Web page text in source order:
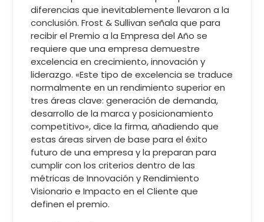
diferencias que inevitablemente llevaron a la
conclusión. Frost & Sullivan señala que para
recibir el Premio a la Empresa del Año se
requiere que una empresa demuestre
excelencia en crecimiento, innovación y
liderazgo. «Este tipo de excelencia se traduce
normalmente en un rendimiento superior en
tres áreas clave: generación de demanda,
desarrollo de la marca y posicionamiento
competitivo», dice la firma, añadiendo que
estas áreas sirven de base para el éxito
futuro de una empresa y la preparan para
cumplir con los criterios dentro de las
métricas de Innovación y Rendimiento
Visionario e Impacto en el Cliente que
definen el premio.